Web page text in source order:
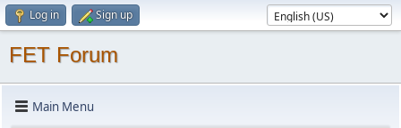
Log in Sign up
FET Forum
Main Menu